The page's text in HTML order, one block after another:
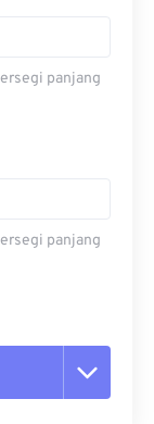
panjang
panjang